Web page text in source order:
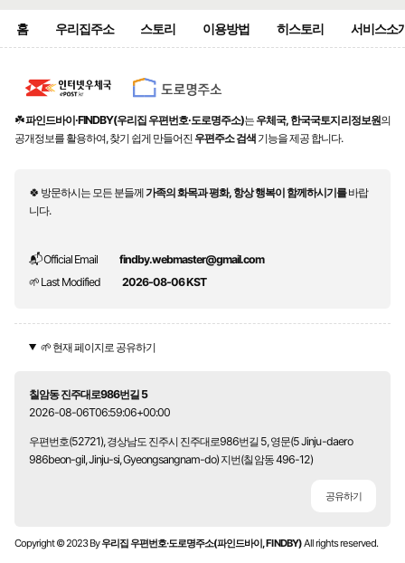
홈 우리집주소 스토리 이용방법 히스토리 서비스소
☘️파인드바이·FINDBY(우리집 우편번호·도로명주소)는 우체국, 한국국토지리정보원의
공개정보를 활용하여, 찾기 쉽게 만들어진 우편주소 검색 기능을 제공 합니다.
🍀 방문하시는 모든 분들께가족의 화목과 평화, 항상 행복이 함께하시기를바랍
니다.
📬 Official Email
findby.webmaster@gmail.com
🌱 Last Modified
2026-08-06 KST
🌱 현재 페이지로 공유하기
칠암동 진주대로986번길 5
2026-08-06T06:59:06+00:00
우편번호(52721), 경상남도 진주시 진주대로986번길 5, 영문(5 Jinju-daero
986beon-gil, Jinju-si, Gyeongsangnam-do) 지번(칠암동 496-12)
공유하기
Copyright © 2023 By우리집 우편번호·도로명주소(파인드바이, FINDBY)All rights reserved.